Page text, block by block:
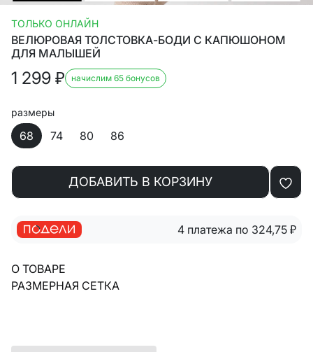
ТОЛЬКО ОНЛАЙН
ВЕЛЮРОВАЯ ТОЛСТОВКА-БОДИ С КАПЮШОНОМ
ДЛЯ МАЛЫШЕЙ
1 299 ₽ начислим 65 бонусов
размеры
68 74 80 86
ДОБАВИТЬ В КОРЗИНУ
4 платежа по 324,75 ₽
О ТОВАРЕ
РАЗМЕРНАЯ СЕТКА